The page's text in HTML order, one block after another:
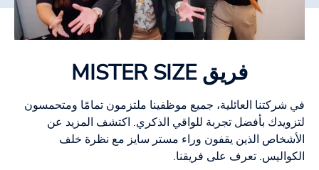
فريق MISTER SIZE
في شركتنا العائلية، جميع موظفينا ملتزمون تمامًا ومتحمسون
لتزويدك بأفضل تجربة للواقي الذكري. اكتشف المزيد عن
الأشخاص الذين يقفون وراء مستر سايز مع نظرة خلف
الكواليس. تعرف على فريقنا.